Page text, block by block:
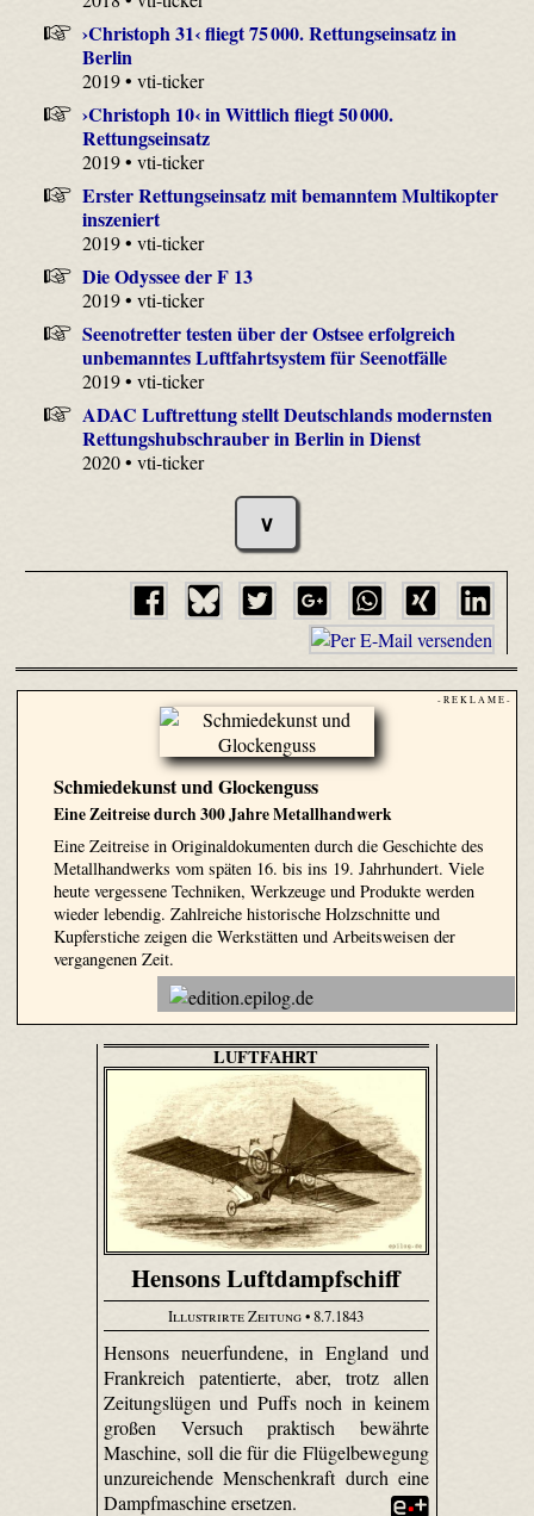
›Christoph 31‹ fliegt 75 000. Rettungseinsatz in
Berlin
2019 • vti-ticker
›Christoph 10‹ in Wittlich fliegt 50 000.
Rettungseinsatz
2019 • vti-ticker
Erster Rettungseinsatz mit bemanntem Multikopter
inszeniert
2019 • vti-ticker
Die Odyssee der F 13
2019 • vti-ticker
Seenotretter testen über der Ostsee erfolgreich
unbemanntes Luftfahrtsystem für Seenotfälle
2019 • vti-ticker
ADAC Luftrettung stellt Deutschlands modernsten
Rettungshubschrauber in Berlin in Dienst
2020 • vti-ticker
∨
- R E K L A M E -
Schmiedekunst und Glockenguss
Eine Zeitreise durch 300 Jahre Metallhandwerk
Eine Zeitreise in Originaldokumenten durch die Geschichte des
Metallhandwerks vom späten 16. bis ins 19. Jahrhundert. Viele
heute vergessene Techniken, Werkzeuge und Produkte werden
wieder lebendig. Zahlreiche historische Holzschnitte und
Kupferstiche zeigen die Werkstätten und Arbeitsweisen der
vergangenen Zeit.
LUFTFAHRT
Hensons Luftdampfschiff
Illustrirte Zeitung• 8.7.1843
Hensons neuerfundene, in England und
Frankreich patentierte, aber, trotz allen
Zeitungslügen und Puffs noch in keinem
großen Versuch praktisch bewährte
Maschine, soll die für die Flügelbewegung
unzureichende Menschenkraft durch eine
Dampfmaschine ersetzen.